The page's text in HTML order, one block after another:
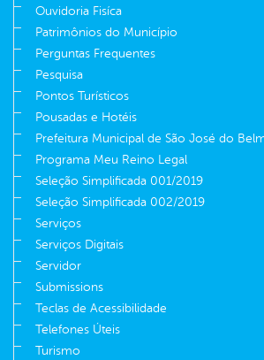
Ouvidoria Fisíca
Patrimônios do Município
Perguntas Frequentes
Pesquisa
Pontos Turísticos
Pousadas e Hotéis
Prefeitura Municipal de São José do
Programa Meu Reino Legal
Seleção Simplificada 001/2019
Seleção Simplificada 002/2019
Serviços
Serviços Digitais
Servidor
Submissions
Teclas de Acessibilidade
Telefones Úteis
Turismo